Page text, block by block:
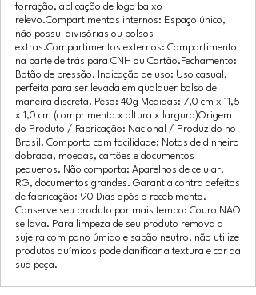
forração, aplicação de logo baixo
relevo.Compartimentos internos: Espaço único,
não possui divisórias ou bolsos
extras.Compartimentos externos: Compartimento
na parte de trás para CNH ou Cartão.Fechamento:
Botão de pressão. Indicação de uso: Uso casual,
perfeita para ser levada em qualquer bolso de
maneira discreta. Peso: 40g Medidas: 7,0 cm x 11,5
x 1,0 cm (comprimento x altura x largura)Origem
do Produto / Fabricação: Nacional / Produzido no
Brasil. Comporta com facilidade: Notas de dinheiro
dobrada, moedas, cartões e documentos
pequenos. Não comporta: Aparelhos de celular,
RG, documentos grandes. Garantia contra defeitos
de fabricação: 90 Dias após o recebimento.
Conserve seu produto por mais tempo: Couro NÃO
se lava. Para limpeza de seu produto remova a
sujeira com pano úmido e sabão neutro, não utilize
produtos químicos pode danificar a textura e cor da
sua peça.